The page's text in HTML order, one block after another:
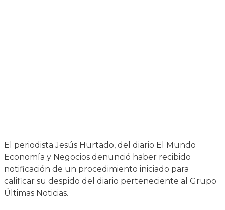
El periodista Jesús Hurtado, del diario El Mundo
Economía y Negocios denunció haber recibido
notificación de un procedimiento iniciado para
calificar su despido del diario perteneciente al Grupo
Últimas Noticias.